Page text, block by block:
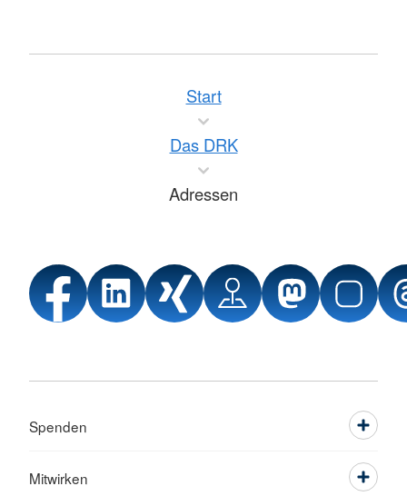
Start
Das DRK
Adressen
Spenden
Mitwirken